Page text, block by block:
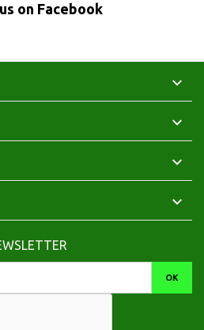
on Facebook



